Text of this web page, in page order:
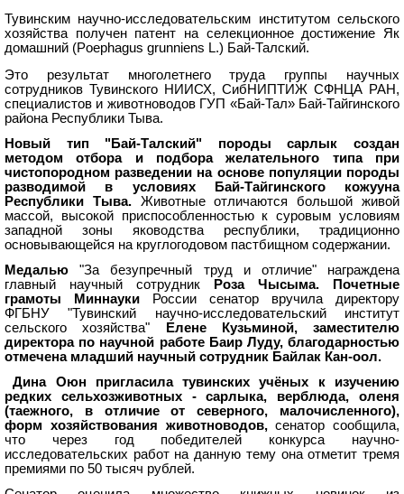
Тувинским научно-исследовательским институтом сельского
хозяйства получен патент на селекционное достижение Як
домашний (Poephagus grunniens L.) Бай-Талский.
Это результат многолетнего труда группы научных
сотрудников Тувинского НИИСХ, СибНИПТИЖ СФНЦА РАН,
специалистов и животноводов ГУП «Бай-Тал» Бай-Тайгинского
района Республики Тыва.
Новый тип "Бай-Талский" породы сарлык создан
методом отбора и подбора желательного типа при
чистопородном разведении на основе популяции породы
разводимой в условиях Бай-Тайгинского кожууна
Республики Тыва. Животные отличаются большой живой
массой, высокой приспособленностью к суровым условиям
западной зоны яководства республики, традиционно
основывающейся на круглогодовом пастбищном содержании.
Медалью"За безупречный труд и отличие" награждена
главный научный сотрудник Роза Чысыма.
Почетные
грамоты Миннауки
России сенатор вручила директору
ФГБНУ "Тувинский научно-исследовательский институт
сельского хозяйства" Елене Кузьминой, заместителю
директора по научной работе Баир Луду, благодарностью
отмечена младший научный сотрудник Байлак Кан-оол.
Дина Оюн пригласила тувинских учёных к изучению
редких сельхозживотных - сарлыка, верблюда, оленя
(таежного, в отличие от северного, малочисленного),
форм хозяйствования животноводов,сенатор сообщила,
что через год победителей
конкурса научно-
исследовательских работ на данную тему она отметит тремя
премиями по 50 тысяч рублей.